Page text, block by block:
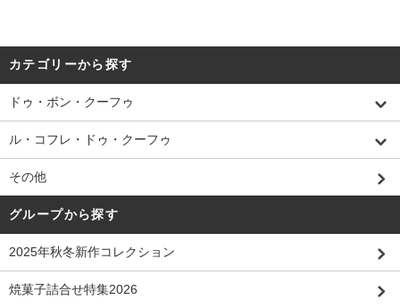
カテゴリーから探す
ドゥ・ボン・クーフゥ
ル・コフレ・ドゥ・クーフゥ
その他
グループから探す
2025年秋冬新作コレクション
焼菓子詰合せ特集2026